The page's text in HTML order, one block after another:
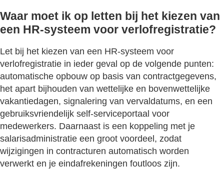
Waar moet ik op letten bij het kiezen van
een HR-systeem voor verlofregistratie?
Let bij het kiezen van een HR-systeem voor
verlofregistratie in ieder geval op de volgende punten:
automatische opbouw op basis van contractgegevens,
het apart bijhouden van wettelijke en bovenwettelijke
vakantiedagen, signalering van vervaldatums, en een
gebruiksvriendelijk self-serviceportaal voor
medewerkers. Daarnaast is een koppeling met je
salarisadministratie een groot voordeel, zodat
wijzigingen in contracturen automatisch worden
verwerkt en je eindafrekeningen foutloos zijn.